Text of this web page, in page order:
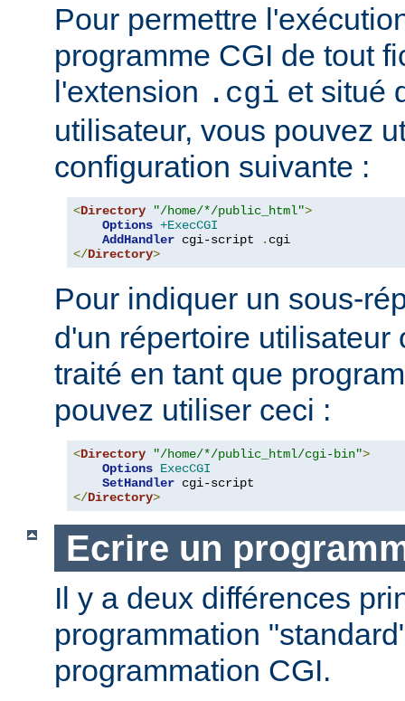
Pour permettre
programme CGI de tout
l'extension .cgi et situé
utilisateur, vous pouvez
configuration suivante :
<Directory "/home/*/public_html">
Options +ExecCGI
AddHandler cgi-script .
</Directory>
Pour indiquer un sous-
d'un répertoire utilisateur
traité en tant que
pouvez utiliser ceci :
<Directory "/home/*/public_html/cgi-bin">
Options ExecCGI
SetHandler
</Directory>
Ecrire un
Il y a deux différences
programmation
programmation CGI.